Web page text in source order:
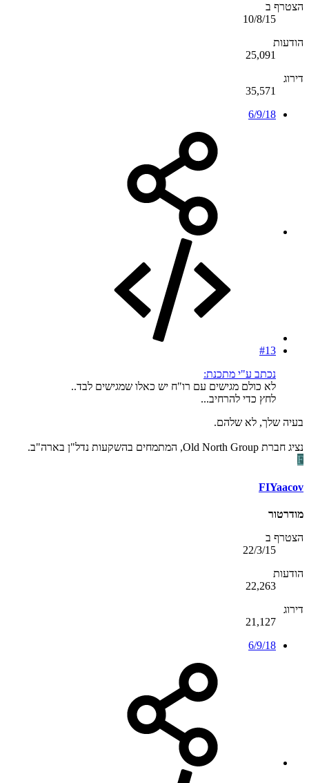
הצטרף ב
10/8/15
הודעות
25,091
דירוג
35,571
6/9/18
#13
נכתב ע"י מתכנת:
לא כולם מגישים עם רו"ח יש כאלו שמגישים לבד..
לחץ כדי להרחיב...
בעיה שלך, לא שלהם.
נציג חברת Old North Group, המתמחים בהשקעות נדל"ן בארה"ב.
F
FIYaacov
מודרטור
הצטרף ב
22/3/15
הודעות
22,263
דירוג
21,127
6/9/18